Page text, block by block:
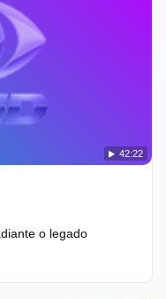
42:22
o legado